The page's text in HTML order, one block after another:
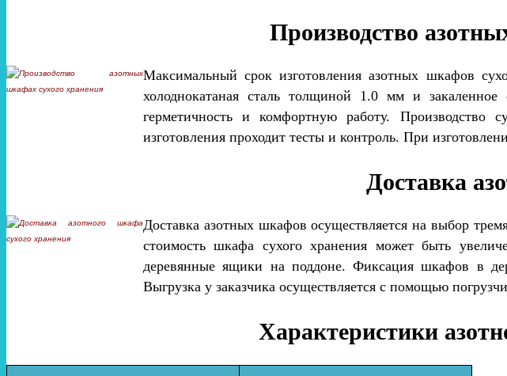
Производство
Максимальный срок изготовления азотных шкафов
холоднокатаная сталь толщиной 1.0 мм и
герметичность и комфортную работу. Производство
изготовления проходит тесты и контроль. При
Доставка
Доставка азотных шкафов осуществляется на выбор
стоимость шкафа сухого хранения может быть
деревянные ящики на поддоне. Фиксация шкафов в
Выгрузка у заказчика осуществляется с помощью
Характеристики